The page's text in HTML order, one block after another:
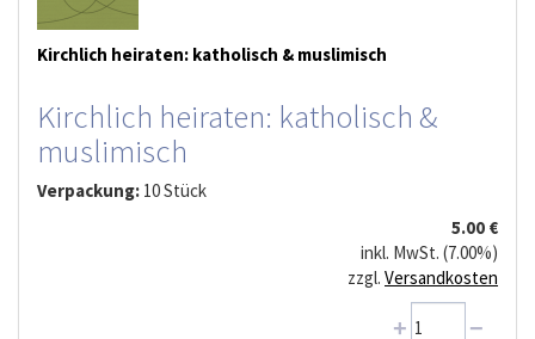
Kirchlich heiraten: katholisch & muslimisch
Kirchlich heiraten: katholisch &
muslimisch
Verpackung: 10 Stück
5.00 €
inkl. MwSt. (7.00%)
zzgl. Versandkosten